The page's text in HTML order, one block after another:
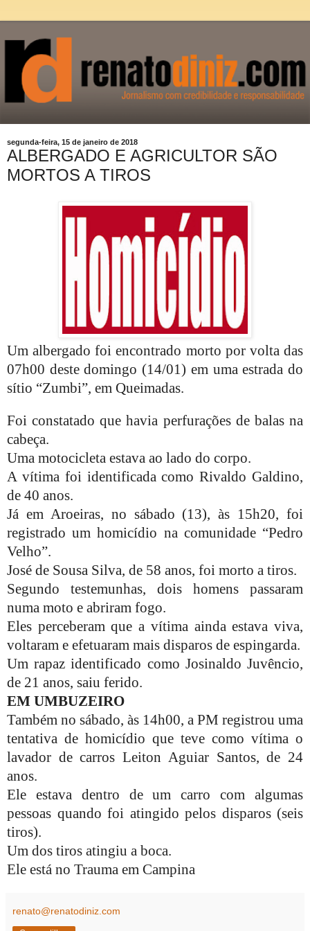
segunda-feira, 15 de janeiro de 2018
ALBERGADO E AGRICULTOR SÃO
MORTOS A TIROS
Um albergado foi encontrado morto por volta das
07h00 deste domingo (14/01) em uma estrada do
sítio “Zumbi”, em Queimadas.
Foi constatado que havia perfurações de balas na
cabeça.
Uma motocicleta estava ao lado do corpo.
A vítima foi identificada como Rivaldo Galdino,
de 40 anos.
Já em Aroeiras, no sábado (13), às 15h20, foi
registrado um homicídio na comunidade “Pedro
Velho”.
José de Sousa Silva, de 58 anos, foi morto a tiros.
Segundo testemunhas, dois homens passaram
numa moto e abriram fogo.
Eles perceberam que a vítima ainda estava viva,
voltaram e efetuaram mais disparos de espingarda.
Um rapaz identificado como Josinaldo Juvêncio,
de 21 anos, saiu ferido.
EM UMBUZEIRO
Também no sábado, às 14h00, a PM registrou uma
tentativa de homicídio que teve como vítima o
lavador de carros Leiton Aguiar Santos, de 24
anos.
Ele estava dentro de um carro com algumas
pessoas quando foi atingido pelos disparos (seis
tiros).
Um dos tiros atingiu a boca.
Ele está no Trauma em Campina
renato@renatodiniz.com